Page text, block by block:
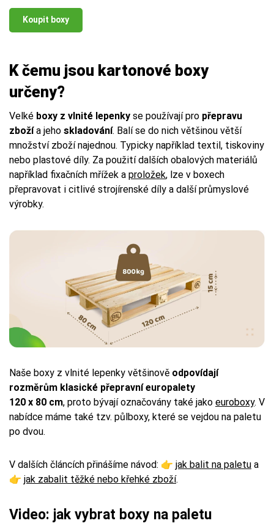
Koupit boxy
K čemu jsou kartonové boxy
určeny?
Velké boxy z vlnité lepenky se používají pro přepravu
zbožía jeho skladování. Balí se do nich většinou větší
množství zboží najednou. Typicky například textil, tiskoviny
nebo plastové díly. Za použití dalších obalových materiálů
například fixačních mřížek a proložek, lze v boxech
přepravovat i citlivé strojírenské díly a další průmyslové
výrobky.
Naše boxy z vlnité lepenky většinově odpovídají
rozměrům klasické přepravní europalety
120 x 80 cm, proto bývají označovány také jako euroboxy. V
nabídce máme také tzv. půlboxy, které se vejdou na paletu
po dvou.
V dalších článcích přinášíme návod: 👉 jak balit na paletu a
👉 jak zabalit těžké nebo křehké zboží.
Video: jak vybrat boxy na paletu